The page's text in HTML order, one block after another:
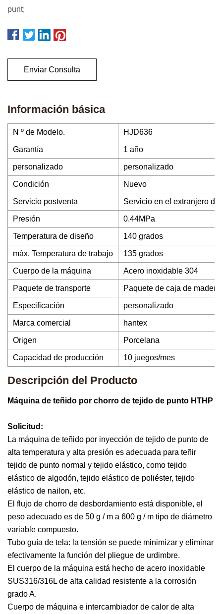
punt;
Enviar Consulta
Información básica
N º de Modelo. HJD636
Garantía 1 año
personalizado personalizado
Condición Nuevo
Servicio postventa Servicio en el extranjero
Presión 0.44MPa
Temperatura de diseño 140 grados
máx. Temperatura de trabajo 135 grados
Cuerpo de la máquina Acero inoxidable 304
Paquete de transporte Paquete de caja de madera
Especificación personalizado
Marca comercial hantex
Origen Porcelana
Capacidad de producción 10 juegos/mes
Descripción del Producto
Máquina de teñido por chorro de tejido de punto HTHP
Solicitud:
La máquina de teñido por inyección de tejido de punto de
alta temperatura y alta presión es adecuada para teñir
tejido de punto normal y tejido elástico, como tejido
elástico de algodón, tejido elástico de poliéster, tejido
elástico de nailon, etc.
El flujo de chorro de desbordamiento está disponible, el
peso adecuado es de 50 g / m a 600 g / m tipo de diámetro
variable compuesto.
Tubo guía de tela: la tensión se puede minimizar y eliminar
efectivamente la función del pliegue de urdimbre.
El cuerpo de la máquina está hecho de acero inoxidable
SUS316/316L de alta calidad resistente a la corrosión
grado A.
Cuerpo de máquina e intercambiador de calor de alta